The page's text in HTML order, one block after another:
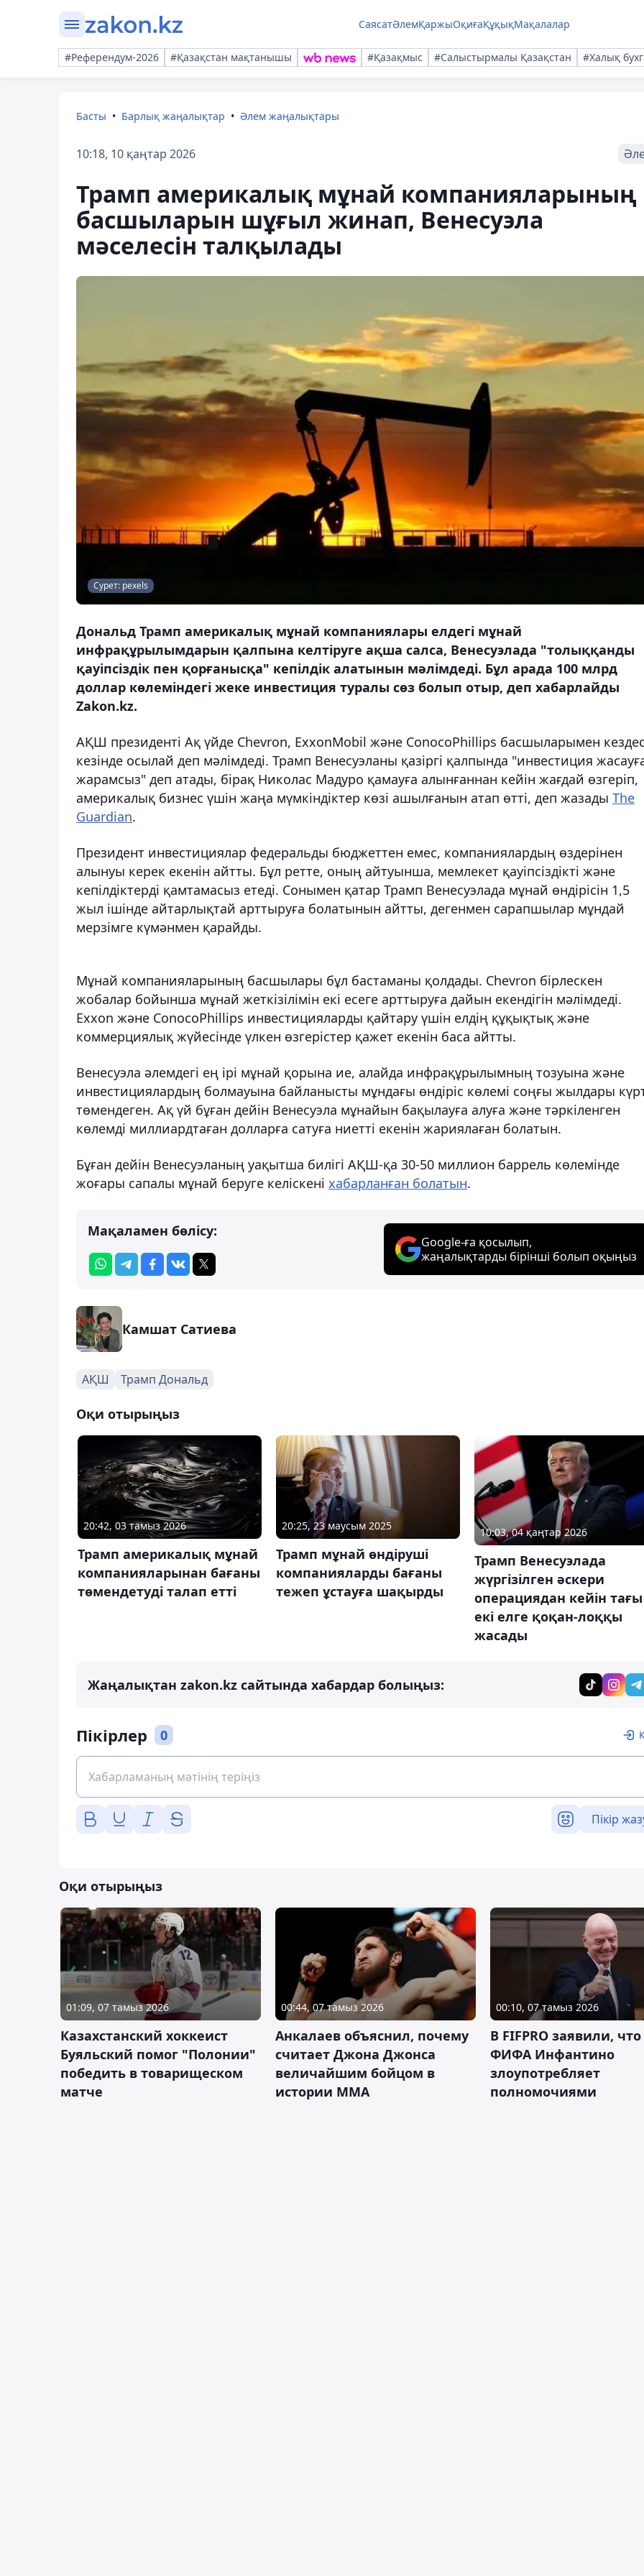
СаясатӘлемҚаржыОқиғаҚұқықМақалалар
#Референдум-2026 #Қазақстан мақтанышы #Қазақмыс #Салыстырмалы Қазақстан #Халық
Басты Барлық жаңалықтар Әлем жаңалықтары
10:18, 10 қаңтар 2026
Трамп америкалық мұнай компанияларының
басшыларын шұғыл жинап, Венесуэла
мәселесін талқылады
Сурет: pexels
Дональд Трамп америкалық мұнай компаниялары елдегі мұнай
инфрақұрылымдарын қалпына келтіруге ақша салса, Венесуэлада "толыққанды
қауіпсіздік пен қорғанысқа" кепілдік алатынын мәлімдеді. Бұл арада 100 млрд
доллар көлеміндегі жеке инвестиция туралы сөз болып отыр, деп хабарлайды
Zakon.kz.
АҚШ президенті Ақ үйде Chevron, ExxonMobil және ConocoPhillips басшыларымен
кезінде осылай деп мәлімдеді. Трамп Венесуэланы қазіргі қалпында "инвестиция
жарамсыз" деп атады, бірақ Николас Мадуро қамауға алынғаннан кейін жағдай өзгеріп,
америкалық бизнес үшін жаңа мүмкіндіктер көзі ашылғанын атап өтті, деп жазады The
Guardian.
Президент инвестициялар федеральды бюджеттен емес, компаниялардың өздерінен
алынуы керек екенін айтты. Бұл ретте, оның айтуынша, мемлекет қауіпсіздікті және
кепілдіктерді қамтамасыз етеді. Сонымен қатар Трамп Венесуэлада мұнай өндірісін 1,5
жыл ішінде айтарлықтай арттыруға болатынын айтты, дегенмен сарапшылар мұндай
мерзімге күмәнмен қарайды.
Мұнай компанияларының басшылары бұл бастаманы қолдады. Chevron бірлескен
жобалар бойынша мұнай жеткізілімін екі есеге арттыруға дайын екендігін мәлімдеді.
Exxon және ConocoPhillips инвестицияларды қайтару үшін елдің құқықтық және
коммерциялық жүйесінде үлкен өзгерістер қажет екенін баса айтты.
Венесуэла әлемдегі ең ірі мұнай қорына ие, алайда инфрақұрылымның тозуына және
инвестициялардың болмауына байланысты мұндағы өндіріс көлемі соңғы жылдары
төмендеген. Ақ үй бұған дейін Венесуэла мұнайын бақылауға алуға және тәркіленген
көлемді миллиардтаған долларға сатуға ниетті екенін жариялаған болатын.
Бұған дейін Венесуэланың уақытша билігі АҚШ-қа 30-50 миллион баррель көлемінде
жоғары сапалы мұнай беруге келіскені хабарланған болатын.
Мақаламен бөлісу:
Google-ға қосылып,
жаңалықтарды бірінші болып оқыңыз
Камшат Сатиева
АҚШ Трамп Дональд
Оқи отырыңыз
20:42, 03 тамыз 2026
Трамп америкалық мұнай
компанияларынан бағаны
төмендетуді талап етті
20:25, 23 маусым 2025
Трамп мұнай өндіруші
компанияларды бағаны
тежеп ұстауға шақырды
10:03, 04 қаңтар 2026
Трамп Венесуэлада
жүргізілген әскери
операциядан кейін тағы
екі елге қоқан-лоққы
жасады
Жаңалықтан zakon.kz сайтында хабардар болыңыз:
Пікірлер 0
Пікір
Оқи отырыңыз
01:09, 07 тамыз 2026
Казахстанский хоккеист
Буяльский помог "Полонии"
победить в товарищеском
матче
00:44, 07 тамыз 2026
Анкалаев объяснил, почему
считает Джона Джонса
величайшим бойцом в
истории ММА
00:10, 07 тамыз 2026
В FIFPRO заявили,
ФИФА Инфантино
злоупотребляет
полномочиями